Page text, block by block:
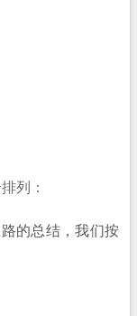
列：
的总结，我们按